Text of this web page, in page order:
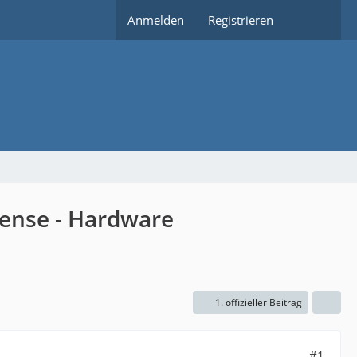
Anmelden Registrieren
- Hardware
1. offizieller Beitrag